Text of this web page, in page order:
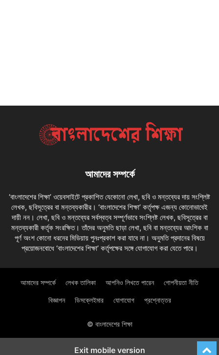
আমাদের সম্পর্কে
‘বাংলাদেশের শিক্ষা’ ওয়েবসাইটে প্রকাশিত যেকোনো লেখা, ছবি ও মন্তব্যের দায় সংশ্লিষ্ট
লেখক, ছবিসূত্রের বা মন্তব্যকারীর। ‘বাংলাদেশের শিক্ষা’ কর্তৃপক্ষ এজন্য কোনোভাবেই
দায়ী নন। লেখা, ছবি ও মন্তব্যের সর্বস্বত্ব সম্পূর্ণভাবে সংশ্লিষ্ট লেখক, ছবিসূত্রের বা
মন্তব্যকারী কর্তৃক সংরক্ষিত। তাঁদের অনুমতি ছাড়া লেখা, ছবি বা মন্তব্যের আংশিক বা
পূর্ণ অংশ কোনো ধরনের মিডিয়ায় পুনঃপ্রকাশ করা যাবে না। অনুমতি প্রদানের বিষয়ে
প্রয়োজনবোধে ‘বাংলাদেশের শিক্ষা’ কর্তৃপক্ষের সঙ্গে যোগাযোগ করা যেতে পারে।
আমাদের সম্পর্কে লেখক তালিকা আপনিও লিখতে পারেন গোপনীয়তা নীতি
বিজ্ঞাপন ডিসক্লেইমার যোগাযোগ প্রশ্নোত্তর
© বাংলাদেশের শিক্ষা
Exit mobile version